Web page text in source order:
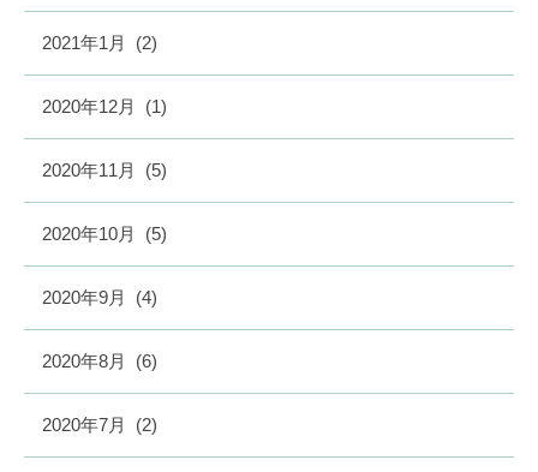
2021年1月 (2)
2020年12月 (1)
2020年11月 (5)
2020年10月 (5)
2020年9月 (4)
2020年8月 (6)
2020年7月 (2)